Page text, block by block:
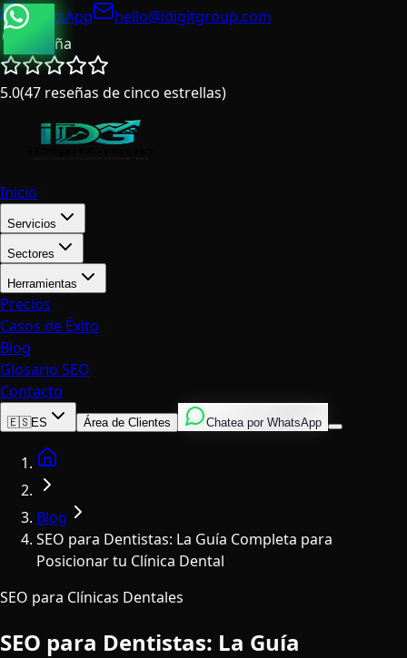
WhatsApp
hello@idigitgroup.com
España
5.0(47 reseñas de cinco estrellas)
Inicio
Servicios
Sectores
Herramientas
Precios
Casos de Éxito
Blog
Glosario SEO
Contacto
Inglés
ItalianoEspañol
🇪🇸ES Área de Clientes Chatea por WhatsApp
Blog
SEO para Dentistas: La Guía Completa para
Posicionar tu Clínica Dental
SEO para Clínicas Dentales
SEO para Dentistas: La Guía